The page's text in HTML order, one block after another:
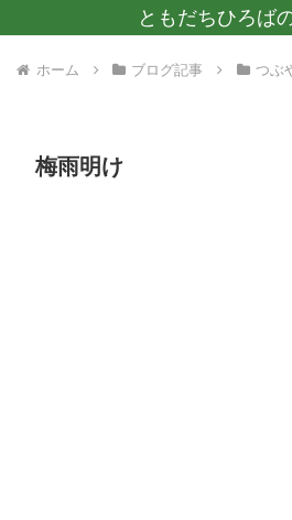
ともだちひろば
ホーム ブログ記事 つぶ
梅雨明け